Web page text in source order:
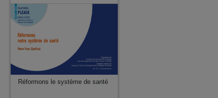
Réformons le système de santé